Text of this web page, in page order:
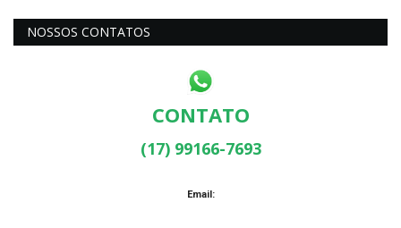
NOSSOS CONTATOS
CONTATO
(17) 99166-7693
Email: